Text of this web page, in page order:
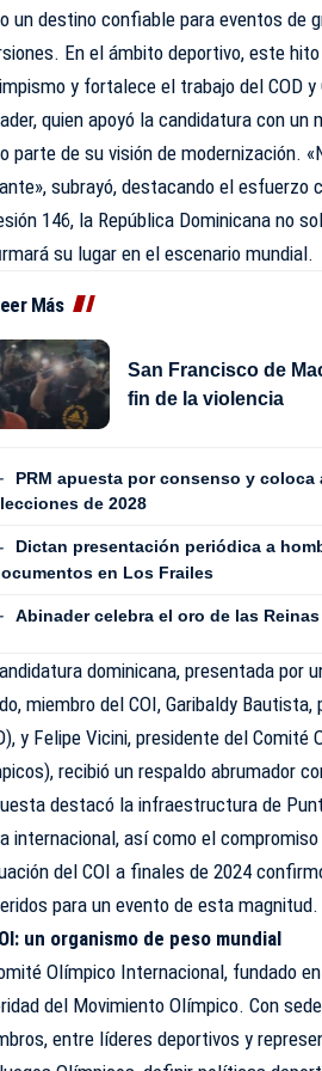
un destino confiable para eventos de
En el ámbito deportivo, este
y fortalece el trabajo del COD
quien apoyó la candidatura con un
parte de su visión de modernización.
subrayó, destacando el esfuerzo
146, la República Dominicana no
su lugar en el escenario mundial.
Más
San Francisco de
fin de la violencia
PRM apuesta por consenso y
de 2028
Dictan presentación periódica a
en Los Frailes
Abinader celebra el oro de las
dominicana, presentada por
miembro del COI, Garibaldy
y Felipe Vicini, presidente del Comité
recibió un respaldo abrumador
destacó la infraestructura de
internacional, así como el
del COI a finales de 2024
para un evento de esta magnitud.
un organismo de peso mundial
Olímpico Internacional, fundado
del Movimiento Olímpico. Con
entre líderes deportivos y